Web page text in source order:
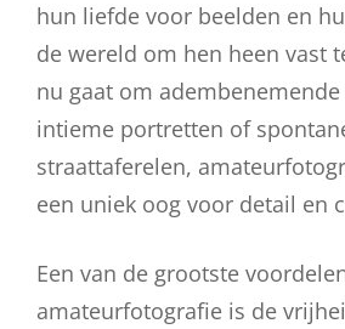
hun liefde voor beelden en
de wereld om hen heen vast
nu gaat om
intieme portretten of
straattaferelen,
een uniek oog voor detail en
Een van de grootste
amateurfotografie is de